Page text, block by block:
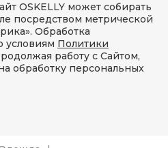
OSKELLY может собирать
посредством метрической
Обработка
условиям Политики
работу с Сайтом,
обработку персональных